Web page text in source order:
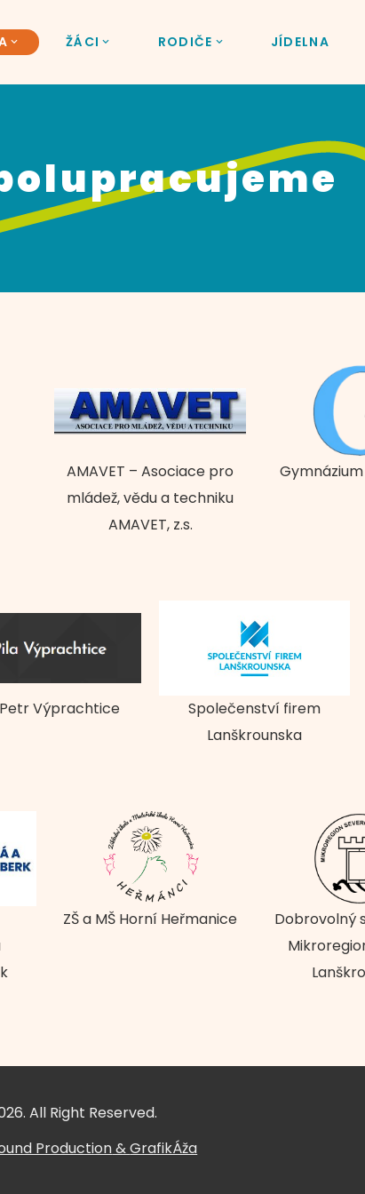
ŽÁCI RODIČE JÍDELNA
AMAVET – Asociace pro
mládež, vědu a techniku
AMAVET, z.s.
Výprachtice
Společenství firem
Lanškrounska
ZŠ a MŠ Horní Heřmanice
Dobrovolný
All Right Reserved.
Production&GrafikÁža